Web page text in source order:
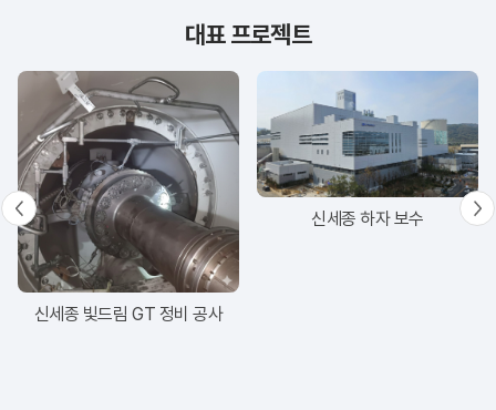
대표 프로젝트
신세종 빛드림 GT 정비 공사
신세종 하자 보수